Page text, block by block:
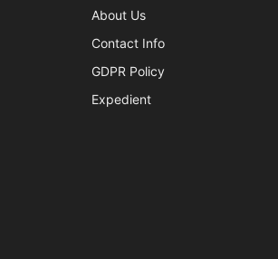
About Us
Contact Info
GDPR Policy
Expedient